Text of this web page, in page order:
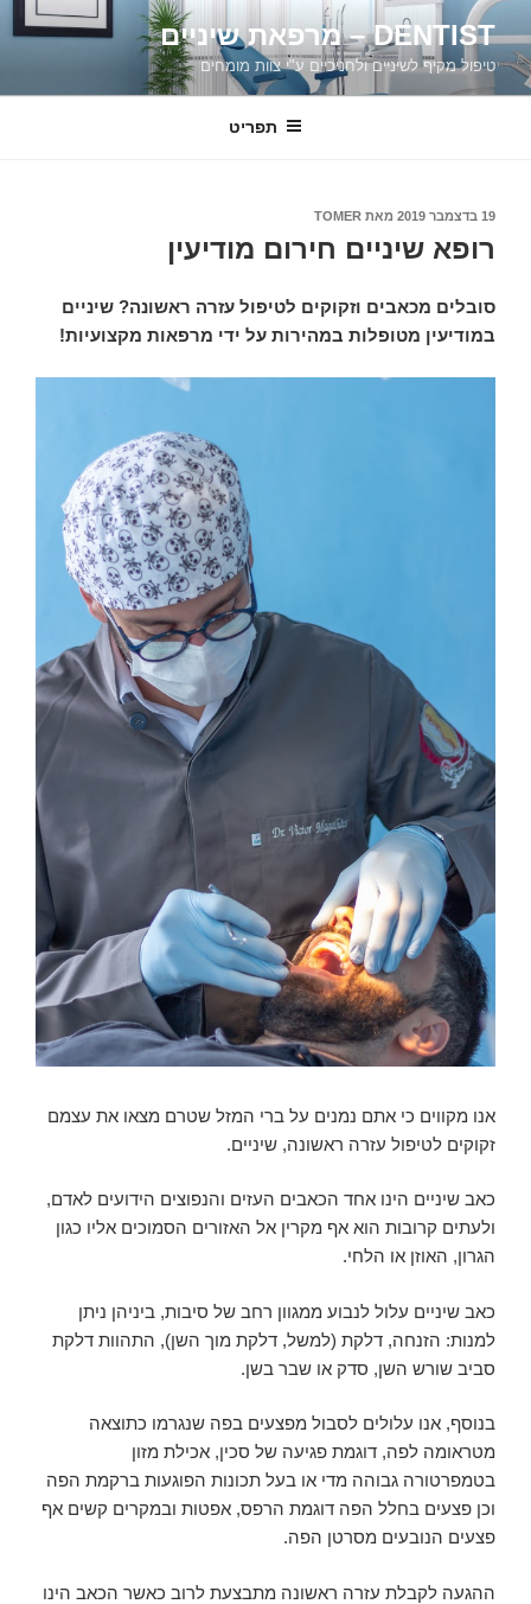
לתוכןDENTIST – מרפאת שיניים
טיפול מקיף לשיניים ולחניכיים ע"י צוות מומחים
תפריט
פורסם
19 בדצמבר 2019 מאת TOMER
רופא שיניים חירום מודיעין
סובלים מכאבים וזקוקים לטיפול עזרה ראשונה? שיניים
במודיעין מטופלות במהירות על ידי מרפאות מקצועיות!
אנו מקווים כי אתם נמנים על ברי המזל שטרם מצאו את עצמם
זקוקים לטיפול עזרה ראשונה, שיניים.
כאב שיניים הינו אחד הכאבים העזים והנפוצים הידועים לאדם,
ולעתים קרובות הוא אף מקרין אל האזורים הסמוכים אליו כגון
הגרון, האוזן או הלחי.
כאב שיניים עלול לנבוע ממגוון רחב של סיבות, ביניהן ניתן
למנות: הזנחה, דלקת (למשל, דלקת מוך השן), התהוות דלקת
סביב שורש השן, סדק או שבר בשן.
בנוסף, אנו עלולים לסבול מפצעים בפה שנגרמו כתוצאה
מטראומה לפה, דוגמת פגיעה של סכין, אכילת מזון
בטמפרטורה גבוהה מדי או בעל תכונות הפוגעות ברקמת הפה
וכן פצעים בחלל הפה דוגמת הרפס, אפטות ובמקרים קשים אף
פצעים הנובעים מסרטן הפה.
ההגעה לקבלת עזרה ראשונה מתבצעת לרוב כאשר הכאב הינו